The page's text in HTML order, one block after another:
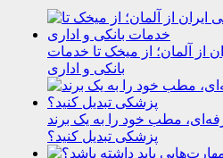
از آلمان؛ از میخک تا خدمات
بانکی و اداری
مطب خود را به یک برند
پزشکی تبدیل کنید؟